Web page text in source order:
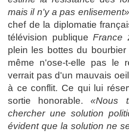
mais il n'y a pas enlisement»
chef de la diplomatie
télévision publiqueFrance
plein les bottes du
même n'ose-t-elle pas le
verrait pas d'un mauvais
à ce conflit. Ce qui lui
sortie honorable.«Nous
chercher une solution
évident que la solution ne